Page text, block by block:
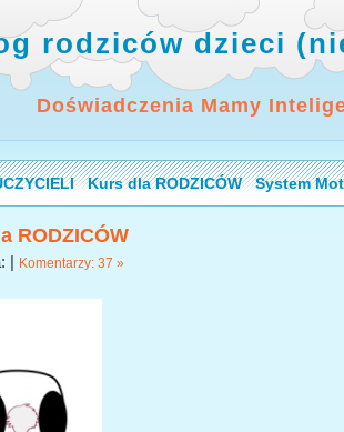
rodziców dzieci
Doświadczenia Mamy
Kurs dla RODZICÓW System
RODZICÓW
| Komentarzy: 37 »